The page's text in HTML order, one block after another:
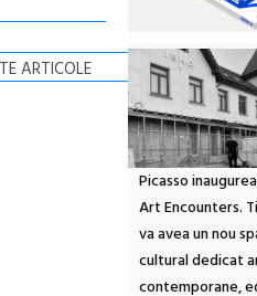
ARTICOLE
Picasso
Art Encounters.
va avea un nou
cultural dedicat
contemporane,